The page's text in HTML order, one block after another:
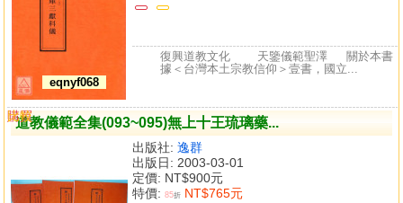
eqnyf068
復興道教文化 天鑒儀範聖澤 關於本書
據＜台灣本土宗教信仰＞壹書，國立...
道教儀範全集(093~095)無上十王琉璃藥...
出版社: 逸群
出版日: 2003-03-01
定價: NT$900元
特價: 85折 NT$765元
購買
比較